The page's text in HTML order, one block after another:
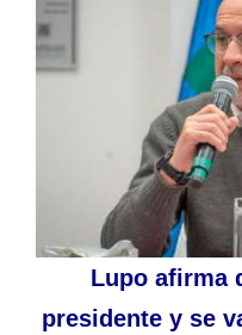
Lupo afirma
presidente y se